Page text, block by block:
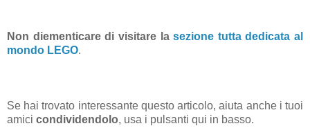
Non diementicare di visitare lasezione tutta dedicata al
mondo LEGO.
Se hai trovato interessante questo articolo, aiuta anche i tuoi
amici condividendolo, usa i pulsanti qui in basso.